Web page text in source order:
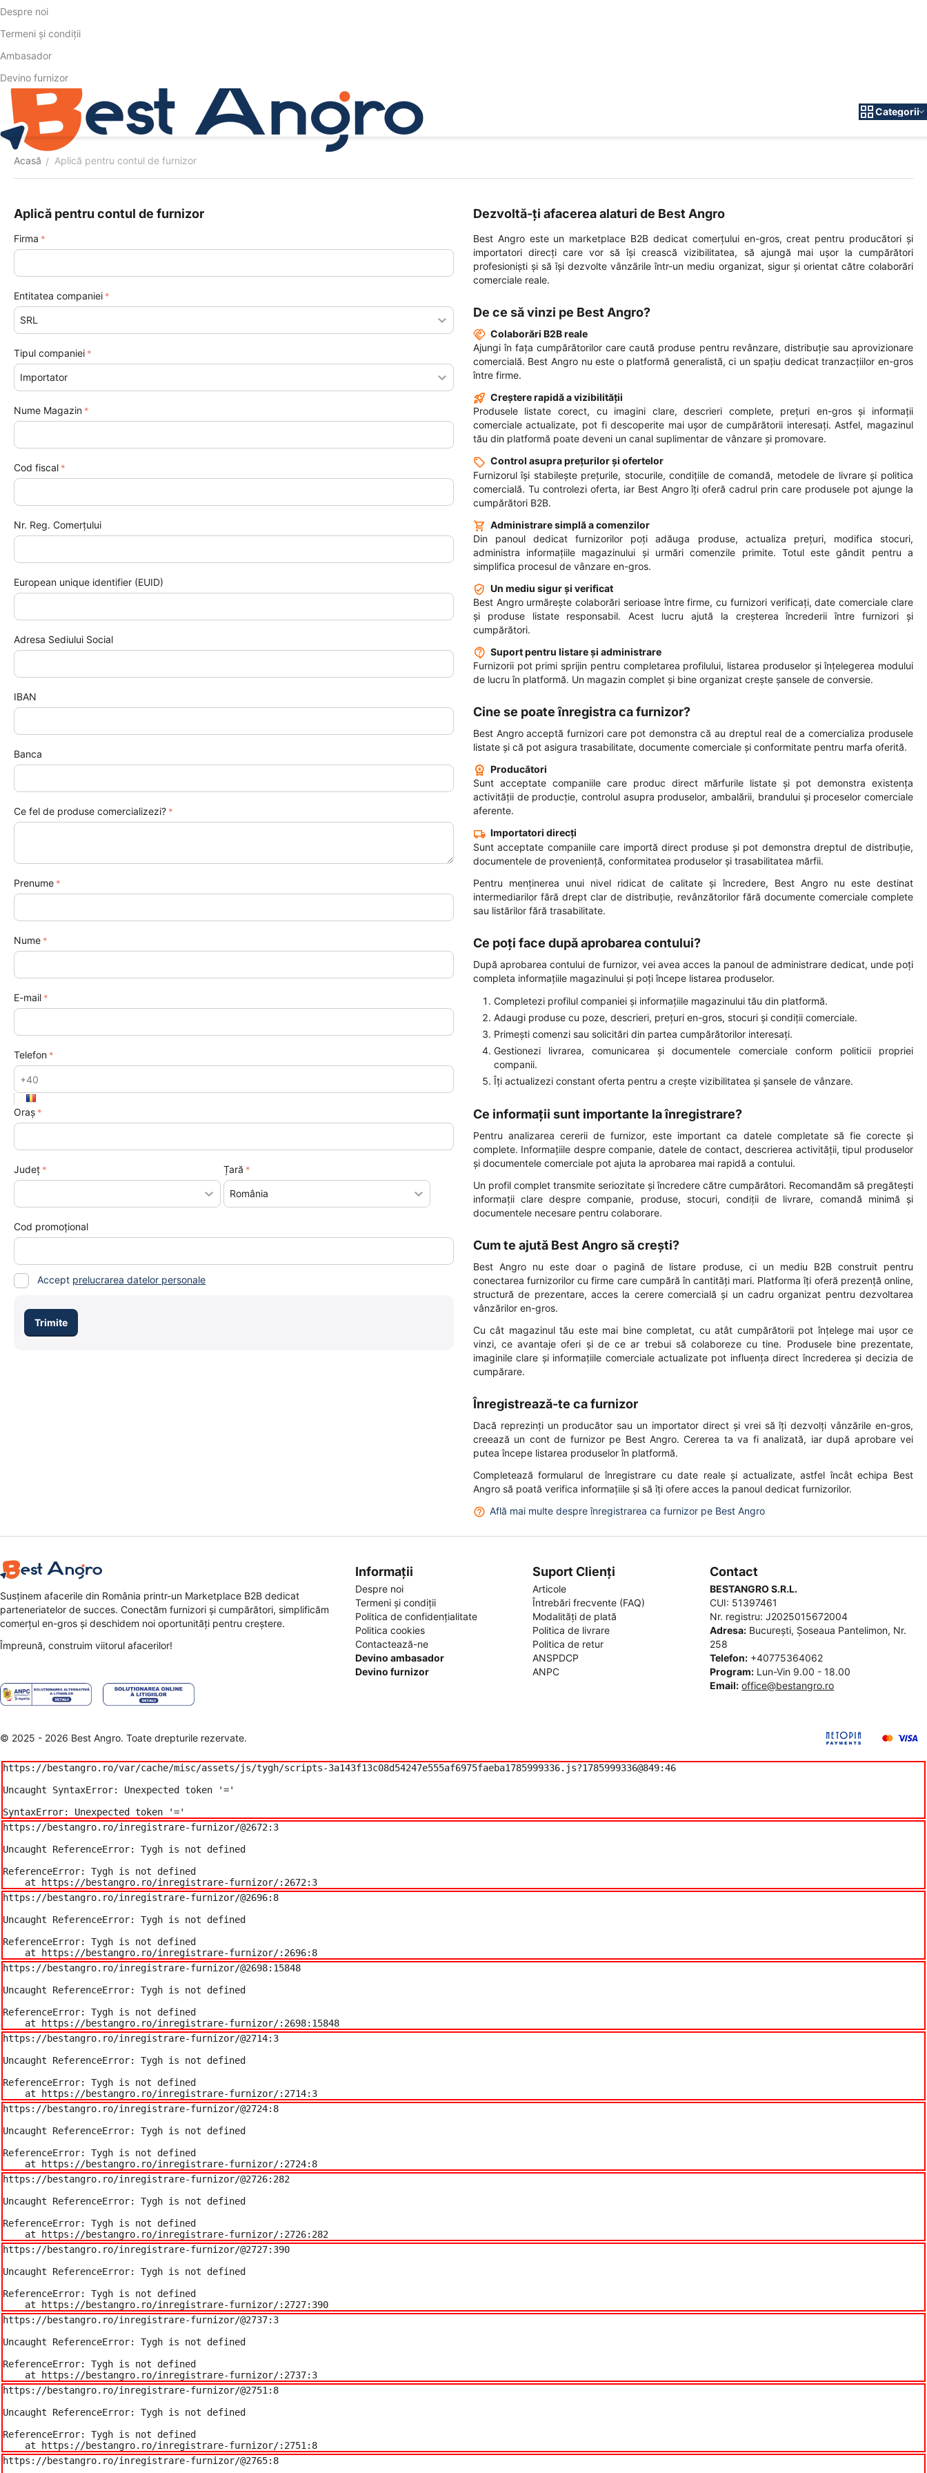
Despre noi
Termeni și condiții
Ambasador
Devino furnizor
Categorii
Acasă / Aplică pentru contul de furnizor
Aplică pentru contul de furnizor
Firma
Entitatea companiei
Tipul companiei
Nume Magazin
Cod fiscal
Nr. Reg. Comerțului
European unique identifier (EUID)
Adresa Sediului Social
IBAN
Banca
Ce fel de produse comercializezi?
Prenume
Nume
E-mail
Telefon
Oraș
Județ Țară
Cod promoțional
Accept prelucrarea datelor personale
Trimite
Dezvoltă-ți afacerea alaturi de Best Angro
Best Angro este un marketplace B2B dedicat comerțului en-gros, creat pentru producători și
importatori direcți care vor să își crească vizibilitatea, să ajungă mai ușor la cumpărători
profesioniști și să își dezvolte vânzările într-un mediu organizat, sigur și orientat către colaborări
comerciale reale.
De ce să vinzi pe Best Angro?
Colaborări B2B reale
Ajungi în fața cumpărătorilor care caută produse pentru revânzare, distribuție sau aprovizionare
comercială. Best Angro nu este o platformă generalistă, ci un spațiu dedicat tranzacțiilor en-gros
între firme.
Creștere rapidă a vizibilității
Produsele listate corect, cu imagini clare, descrieri complete, prețuri en-gros și informații
comerciale actualizate, pot fi descoperite mai ușor de cumpărătorii interesați. Astfel, magazinul
tău din platformă poate deveni un canal suplimentar de vânzare și promovare.
Control asupra prețurilor și ofertelor
Furnizorul își stabilește prețurile, stocurile, condițiile de comandă, metodele de livrare și politica
comercială. Tu controlezi oferta, iar Best Angro îți oferă cadrul prin care produsele pot ajunge la
cumpărători B2B.
Administrare simplă a comenzilor
Din panoul dedicat furnizorilor poți adăuga produse, actualiza prețuri, modifica stocuri,
administra informațiile magazinului și urmări comenzile primite. Totul este gândit pentru a
simplifica procesul de vânzare en-gros.
Un mediu sigur și verificat
Best Angro urmărește colaborări serioase între firme, cu furnizori verificați, date comerciale clare
și produse listate responsabil. Acest lucru ajută la creșterea încrederii între furnizori și
cumpărători.
Suport pentru listare și administrare
Furnizorii pot primi sprijin pentru completarea profilului, listarea produselor și înțelegerea modului
de lucru în platformă. Un magazin complet și bine organizat crește șansele de conversie.
Cine se poate înregistra ca furnizor?
Best Angro acceptă furnizori care pot demonstra că au dreptul real de a comercializa produsele
listate și că pot asigura trasabilitate, documente comerciale și conformitate pentru marfa oferită.
Producători
Sunt acceptate companiile care produc direct mărfurile listate și pot demonstra existența
activității de producție, controlul asupra produselor, ambalării, brandului și proceselor comerciale
aferente.
Importatori direcți
Sunt acceptate companiile care importă direct produse și pot demonstra dreptul de distribuție,
documentele de proveniență, conformitatea produselor și trasabilitatea mărfii.
Pentru menținerea unui nivel ridicat de calitate și încredere, Best Angro nu este destinat
intermediarilor fără drept clar de distribuție, revânzătorilor fără documente comerciale complete
sau listărilor fără trasabilitate.
Ce poți face după aprobarea contului?
După aprobarea contului de furnizor, vei avea acces la panoul de administrare dedicat, unde poți
completa informațiile magazinului și poți începe listarea produselor.
Completezi profilul companiei și informațiile magazinului tău din platformă.
Adaugi produse cu poze, descrieri, prețuri en-gros, stocuri și condiții comerciale.
Primești comenzi sau solicitări din partea cumpărătorilor interesați.
Gestionezi livrarea, comunicarea și documentele comerciale conform politicii propriei
companii.
Îți actualizezi constant oferta pentru a crește vizibilitatea și șansele de vânzare.
Ce informații sunt importante la înregistrare?
Pentru analizarea cererii de furnizor, este important ca datele completate să fie corecte și
complete. Informațiile despre companie, datele de contact, descrierea activității, tipul produselor
și documentele comerciale pot ajuta la aprobarea mai rapidă a contului.
Un profil complet transmite seriozitate și încredere către cumpărători. Recomandăm să pregătești
informații clare despre companie, produse, stocuri, condiții de livrare, comandă minimă și
documentele necesare pentru colaborare.
Cum te ajută Best Angro să crești?
Best Angro nu este doar o pagină de listare produse, ci un mediu B2B construit pentru
conectarea furnizorilor cu firme care cumpără în cantități mari. Platforma îți oferă prezență online,
structură de prezentare, acces la cerere comercială și un cadru organizat pentru dezvoltarea
vânzărilor en-gros.
Cu cât magazinul tău este mai bine completat, cu atât cumpărătorii pot înțelege mai ușor ce
vinzi, ce avantaje oferi și de ce ar trebui să colaboreze cu tine. Produsele bine prezentate,
imaginile clare și informațiile comerciale actualizate pot influența direct încrederea și decizia de
cumpărare.
Înregistrează-te ca furnizor
Dacă reprezinți un producător sau un importator direct și vrei să îți dezvolți vânzările en-gros,
creează un cont de furnizor pe Best Angro. Cererea ta va fi analizată, iar după aprobare vei
putea începe listarea produselor în platformă.
Completează formularul de înregistrare cu date reale și actualizate, astfel încât echipa Best
Angro să poată verifica informațiile și să îți ofere acces la panoul dedicat furnizorilor.
Află mai multe despre înregistrarea ca furnizor pe Best Angro
Susținem afacerile din România printr-un Marketplace B2B dedicat
parteneriatelor de succes. Conectăm furnizori și cumpărători, simplificăm
comerțul en-gros și deschidem noi oportunități pentru creștere.
Împreună, construim viitorul afacerilor!
Informații
Despre noi
Termeni și condiții
Politica de confidențialitate
Politica cookies
Contactează-ne
Devino ambasador
Devino furnizor
Suport Clienți
Articole
Întrebări frecvente (FAQ)
Modalități de plată
Politica de livrare
Politica de retur
ANSPDCP
ANPC
Contact
BESTANGRO S.R.L.
CUI: 51397461
Nr. registru: J2025015672004
Adresa: București, Şoseaua Pantelimon, Nr.
258
Telefon: +40775364062
Program: Lun-Vin 9.00 - 18.00
Email: office@bestangro.ro
© 2025 - 2026 Best Angro. Toate drepturile rezervate.
https://bestangro.ro/var/cache/misc/assets/js/tygh/scripts-3a143f13c08d54247e555af6975faeba1785999336.js?1785999336@849:46
Uncaught SyntaxError: Unexpected token '='
SyntaxError: Unexpected token '='
https://bestangro.ro/inregistrare-furnizor/@2672:3
Uncaught ReferenceError: Tygh is not defined
ReferenceError: Tygh is not defined
    at https://bestangro.ro/inregistrare-furnizor/:2672:3
https://bestangro.ro/inregistrare-furnizor/@2696:8
Uncaught ReferenceError: Tygh is not defined
ReferenceError: Tygh is not defined
    at https://bestangro.ro/inregistrare-furnizor/:2696:8
https://bestangro.ro/inregistrare-furnizor/@2698:15848
Uncaught ReferenceError: Tygh is not defined
ReferenceError: Tygh is not defined
    at https://bestangro.ro/inregistrare-furnizor/:2698:15848
https://bestangro.ro/inregistrare-furnizor/@2714:3
Uncaught ReferenceError: Tygh is not defined
ReferenceError: Tygh is not defined
    at https://bestangro.ro/inregistrare-furnizor/:2714:3
https://bestangro.ro/inregistrare-furnizor/@2724:8
Uncaught ReferenceError: Tygh is not defined
ReferenceError: Tygh is not defined
    at https://bestangro.ro/inregistrare-furnizor/:2724:8
https://bestangro.ro/inregistrare-furnizor/@2726:282
Uncaught ReferenceError: Tygh is not defined
ReferenceError: Tygh is not defined
    at https://bestangro.ro/inregistrare-furnizor/:2726:282
https://bestangro.ro/inregistrare-furnizor/@2727:390
Uncaught ReferenceError: Tygh is not defined
ReferenceError: Tygh is not defined
    at https://bestangro.ro/inregistrare-furnizor/:2727:390
https://bestangro.ro/inregistrare-furnizor/@2737:3
Uncaught ReferenceError: Tygh is not defined
ReferenceError: Tygh is not defined
    at https://bestangro.ro/inregistrare-furnizor/:2737:3
https://bestangro.ro/inregistrare-furnizor/@2751:8
Uncaught ReferenceError: Tygh is not defined
ReferenceError: Tygh is not defined
    at https://bestangro.ro/inregistrare-furnizor/:2751:8
https://bestangro.ro/inregistrare-furnizor/@2765:8